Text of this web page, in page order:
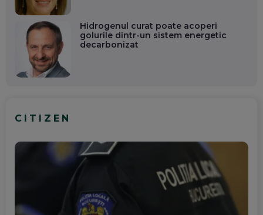
Hidrogenul curat poate acoperi
golurile dintr-un sistem energetic
decarbonizat
CITIZEN